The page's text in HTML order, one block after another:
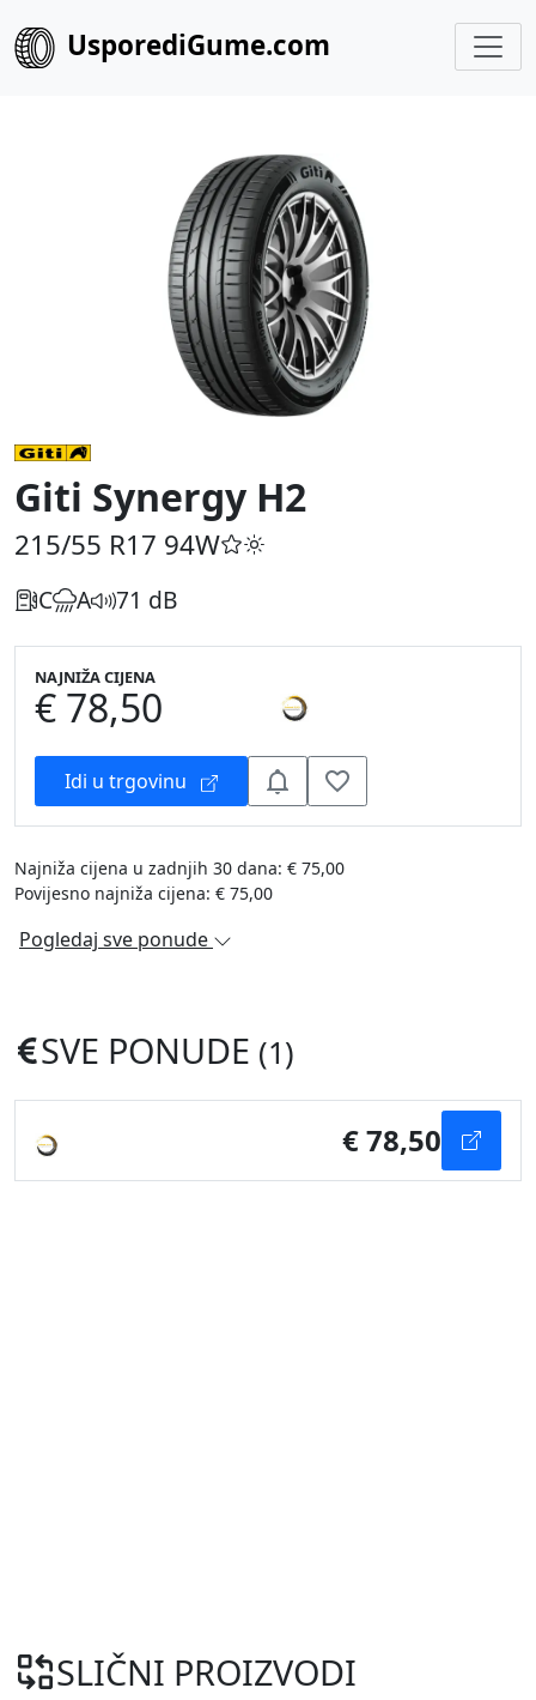
UsporediGume.com
Giti Synergy H2
215/55 R17 94W
C A 71 dB
NAJNIŽA CIJENA
€ 78,50
Idi u trgovinu
Najniža cijena u zadnjih 30 dana: € 75,00
Povijesno najniža cijena: € 75,00
Pogledaj sve ponude
SVE PONUDE (1)
€ 78,50
SLIČNI PROIZVODI